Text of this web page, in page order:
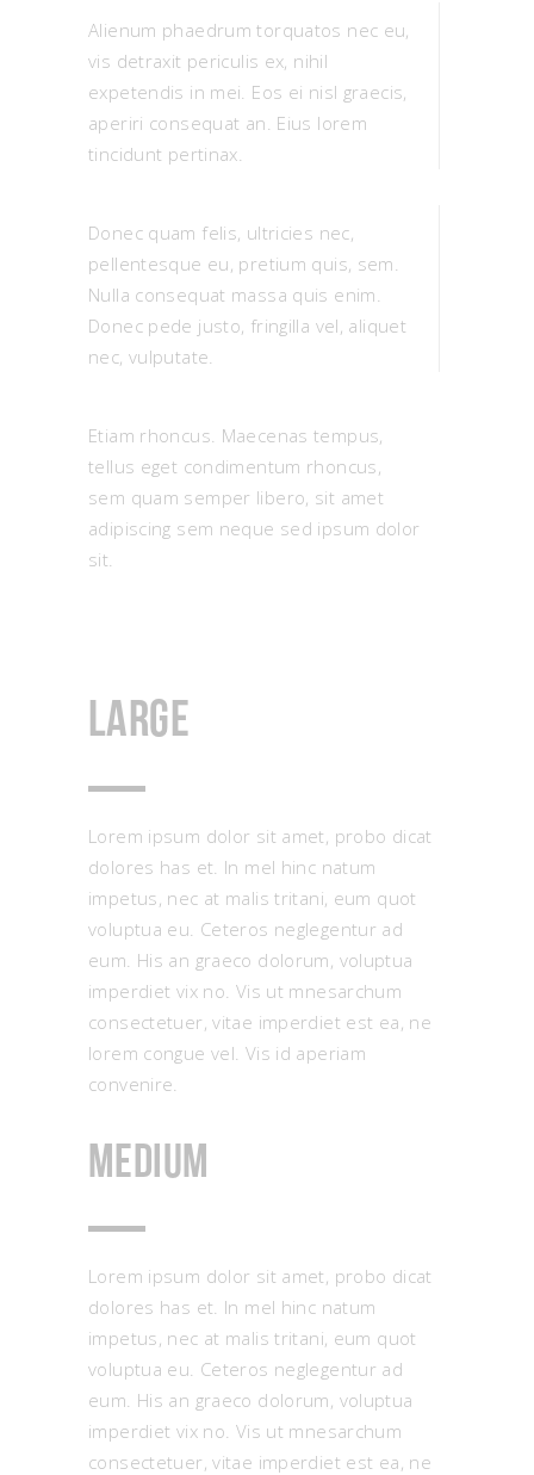
Alienum phaedrum torquatos nec eu,
vis detraxit periculis ex, nihil
expetendis in mei. Eos ei nisl graecis,
aperiri consequat an. Eius lorem
tincidunt pertinax.
Donec quam felis, ultricies nec,
pellentesque eu, pretium quis, sem.
Nulla consequat massa quis enim.
Donec pede justo, fringilla vel, aliquet
nec, vulputate.
Etiam rhoncus. Maecenas tempus,
tellus eget condimentum rhoncus,
sem quam semper libero, sit amet
adipiscing sem neque sed ipsum dolor
sit.
Large
Lorem ipsum dolor sit amet, probo dicat
dolores has et. In mel hinc natum
impetus, nec at malis tritani, eum quot
voluptua eu. Ceteros neglegentur ad
eum. His an graeco dolorum, voluptua
imperdiet vix no. Vis ut mnesarchum
consectetuer, vitae imperdiet est ea, ne
lorem congue vel. Vis id aperiam
convenire.
Medium
Lorem ipsum dolor sit amet, probo dicat
dolores has et. In mel hinc natum
impetus, nec at malis tritani, eum quot
voluptua eu. Ceteros neglegentur ad
eum. His an graeco dolorum, voluptua
imperdiet vix no. Vis ut mnesarchum
consectetuer, vitae imperdiet est ea, ne